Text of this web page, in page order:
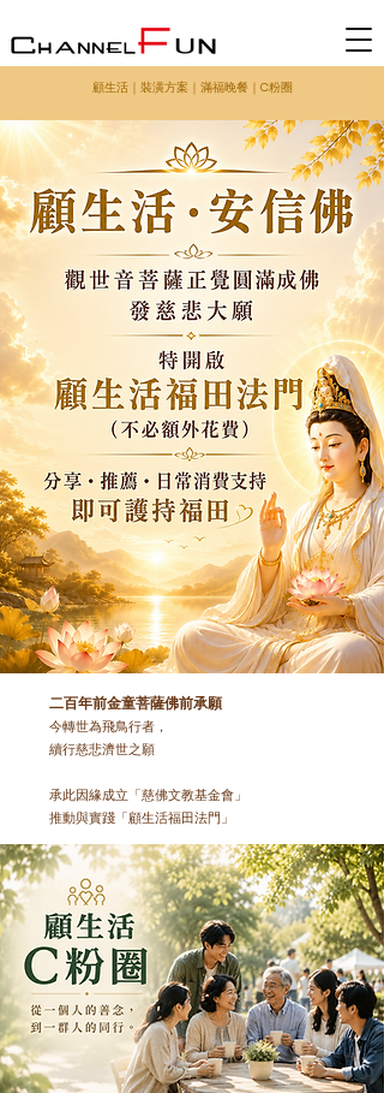
顧生活｜ 裝潢方案 ｜ 滿福晚餐 ｜ C粉圈
二百年前金童菩薩佛前承願
今轉世為飛鳥行者，
續行慈悲濟世之願
承此因緣成立「慈佛文教基金會」
推動與實踐「顧生活福田法門」